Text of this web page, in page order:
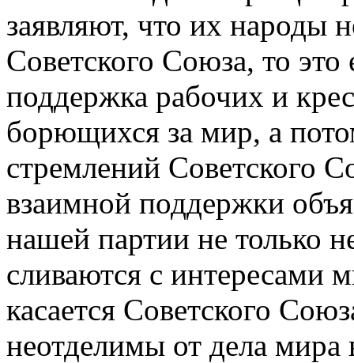
заявляют, что их народы
Советского Союза, то
поддержка рабочих и
борющихся за мир, а
стремлений Советского
взаимной поддержки
нашей партии не только
сливаются с интересами
касается Советского
неотделимы от дела мира